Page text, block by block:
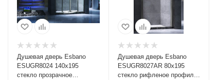
Душевая дверь Esbano
ESUGR8024 140х195
стекло прозрачное
Душевая дверь Esbano
ESUGR8027AR 80х195
стекло рифленое профиль